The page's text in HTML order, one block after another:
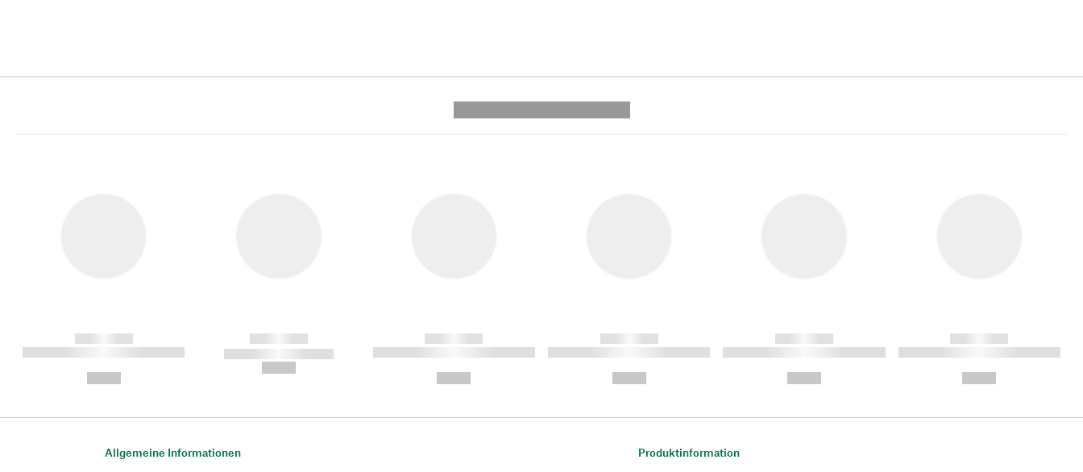
------------
----------- ----------- ----------
------------
----------- -----------
------------
----------- ----------- ----------
------------
----------- ----------- ----------
------------
----------- ----------- ----------
------------
----------- ----------- ----------
Allgemeine Informationen Produktinformation